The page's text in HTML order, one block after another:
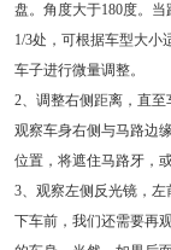
盘。角度大于180度。
1/3处，可根据车型大小
车子进行微量调整。
2、调整右侧距离，直
观察车身右侧与马路边
位置，将遮住马路牙，
3、观察左侧反光镜，
下车前，我们还需要再